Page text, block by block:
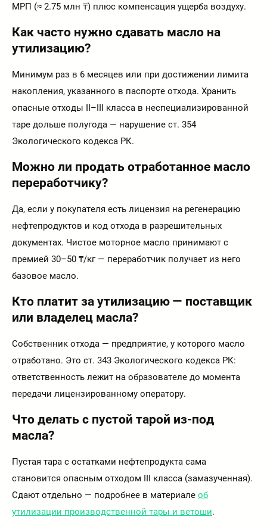
МРП (≈ 2.75 млн ₸) плюс компенсация ущерба воздуху.
Как часто нужно сдавать масло на
утилизацию?
Минимум раз в 6 месяцев или при достижении лимита
накопления, указанного в паспорте отхода. Хранить
опасные отходы II–III класса в неспециализированной
таре дольше полугода — нарушение ст. 354
Экологического кодекса РК.
Можно ли продать отработанное масло
переработчику?
Да, если у покупателя есть лицензия на регенерацию
нефтепродуктов и код отхода в разрешительных
документах. Чистое моторное масло принимают с
премией 30–50 ₸/кг — переработчик получает из него
базовое масло.
Кто платит за утилизацию — поставщик
или владелец масла?
Собственник отхода — предприятие, у которого масло
отработано. Это ст. 343 Экологического кодекса РК:
ответственность лежит на образователе до момента
передачи лицензированному оператору.
Что делать с пустой тарой из-под
масла?
Пустая тара с остатками нефтепродукта сама
становится опасным отходом III класса (замазученная).
Сдают отдельно — подробнее в материале об
утилизации производственной тары и ветоши.